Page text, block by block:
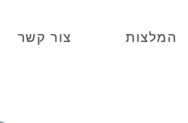
המלצות צור קשר